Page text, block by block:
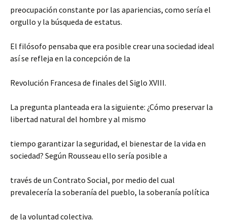
preocupación constante por las apariencias, como sería el
orgullo y la búsqueda de estatus.
El filósofo pensaba que era posible crear una sociedad ideal
así se refleja en la concepción de la
Revolución Francesa de finales del Siglo XVIII.
La pregunta planteada era la siguiente: ¿Cómo preservar la
libertad natural del hombre y al mismo
tiempo garantizar la seguridad, el bienestar de la vida en
sociedad? Según Rousseau ello sería posible a
través de un Contrato Social, por medio del cual
prevalecería la soberanía del pueblo, la soberanía política
de la voluntad colectiva.